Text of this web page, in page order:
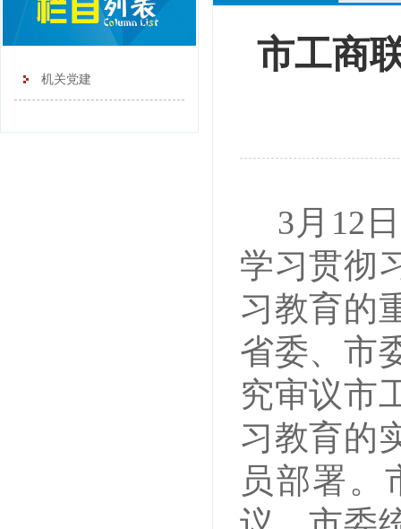
机关党建
市工商
3月12
学习贯彻
习教育的
省委、市
究审议市
习教育的
员部署。